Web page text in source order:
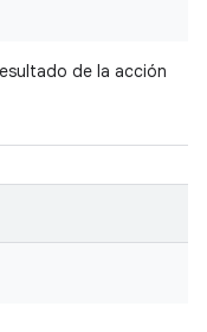
de la acción